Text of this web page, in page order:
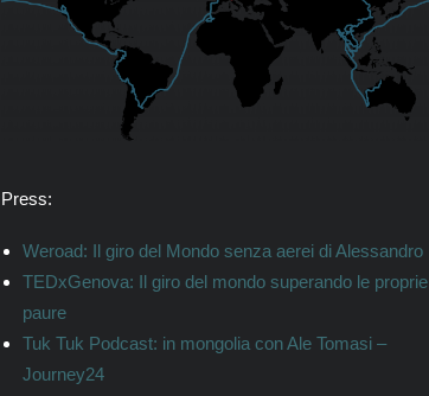
Press:
Weroad: Il giro del Mondo senza aerei di Alessandro
TEDxGenova: Il giro del mondo superando le proprie
paure
Tuk Tuk Podcast: in mongolia con Ale Tomasi –
Journey24